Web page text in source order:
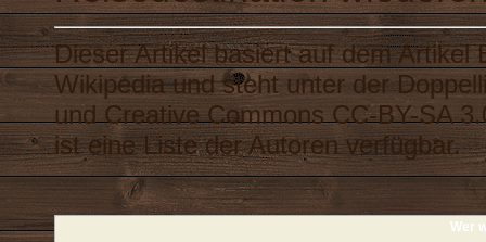
Dieser Artikel basiert auf dem Artikel
Wikipediaund steht unter der
undCreative Commons CC-BY-SA
ist eineListe der Autorenverfügbar.
Wer